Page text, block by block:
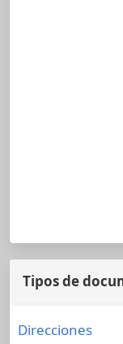
Tipos de
Direcciones